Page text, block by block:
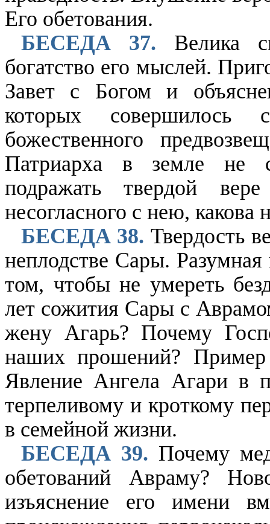
Его обетования.
БЕСЕДА 37. Велика
богатство его мыслей.
Завет с Богом и
которых совершилось
божественного
Патриарха в земле не
подражать твердой
несогласного с нею,
БЕСЕДА 38. Твердость
неплодстве Сары. Разумная
том, чтобы не умереть
лет сожития Сары с
жену Агарь? Почему
наших прошений? Пример
Явление Ангела Агари в
терпеливому и кроткому
в семейной жизни.
БЕСЕДА 39. Почему
обетований Авраму?
изъяснение его имени